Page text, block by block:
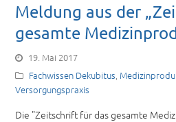
Meldung aus der
gesamte
19. Mai 2017
Fachwissen Dekubitus,
Versorgungspraxis
Die "Zeitschrift für das gesamte